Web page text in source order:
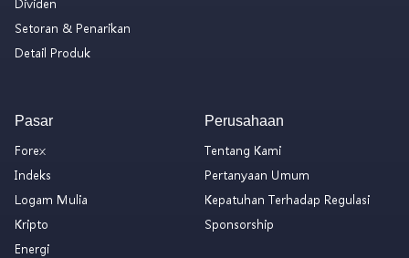
Setoran & Penarikan
Detail Produk
Pasar
Forex
Indeks
Logam Mulia
Kripto
Energi
Perusahaan
Tentang Kami
Pertanyaan Umum
Kepatuhan Terhadap Regulasi
Sponsorship